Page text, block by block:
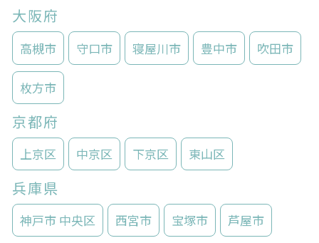
大阪府
高槻市 守口市 寝屋川市 豊中市 吹田市
枚方市
京都府
上京区 中京区 下京区 東山区
兵庫県
神戸市 中央区 西宮市 宝塚市 芦屋市